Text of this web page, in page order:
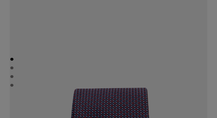
●
●
●
●